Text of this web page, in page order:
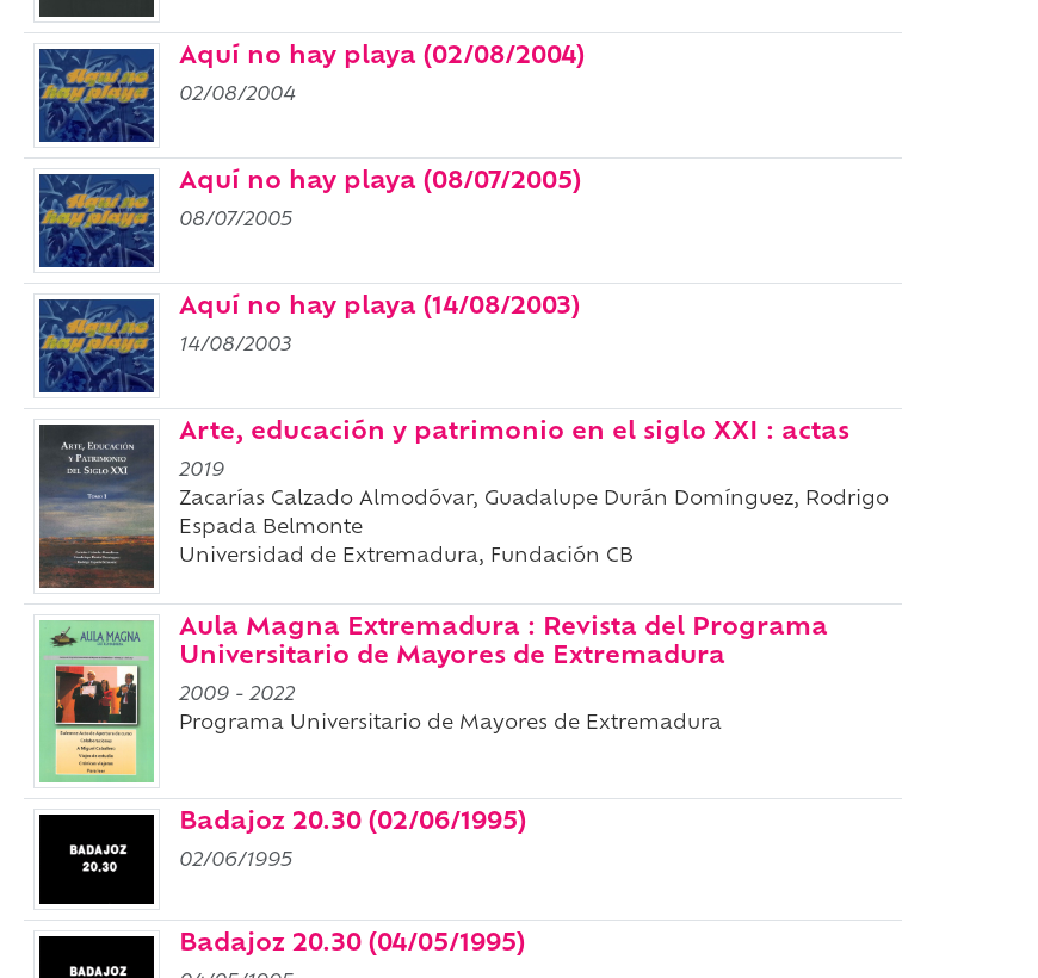
Aquí no hay playa (02/08/2004)
02/08/2004
Aquí no hay playa (08/07/2005)
08/07/2005
Aquí no hay playa (14/08/2003)
14/08/2003
Arte, educación y patrimonio en el siglo XXI : actas
2019
Zacarías Calzado Almodóvar, Guadalupe Durán Domínguez, Rodrigo
Espada Belmonte
Universidad de Extremadura, Fundación CB
Aula Magna Extremadura : Revista del Programa
Universitario de Mayores de Extremadura
2009 - 2022
Programa Universitario de Mayores de Extremadura
Badajoz 20.30 (02/06/1995)
02/06/1995
Badajoz 20.30 (04/05/1995)